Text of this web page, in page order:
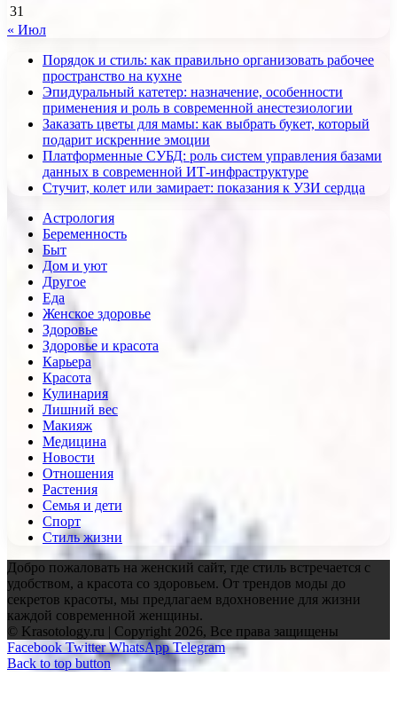
31
« Июл
Порядок и стиль: как правильно организовать рабочее
пространство на кухне
Эпидуральный катетер: назначение, особенности
применения и роль в современной анестезиологии
Заказать цветы для мамы: как выбрать букет, который
подарит искренние эмоции
Платформенные СУБД: роль систем управления базами
данных в современной ИТ-инфраструктуре
Стучит, колет или замирает: показания к УЗИ сердца
Астрология
Беременность
Быт
Дом и уют
Другое
Еда
Женское здоровье
Здоровье
Здоровье и красота
Карьера
Красота
Кулинария
Лишний вес
Макияж
Медицина
Новости
Отношения
Растения
Семья и дети
Спорт
Стиль жизни
Добро пожаловать на женский сайт, где стиль встречается с
удобством, а красота со здоровьем. От трендов моды до
секретов красоты, мы предлагаем вдохновение для жизни
каждой современной женщины.
© Krasotology.ru | Copyright 2026, Все права защищены
Facebook Twitter WhatsApp Telegram
Back to top button